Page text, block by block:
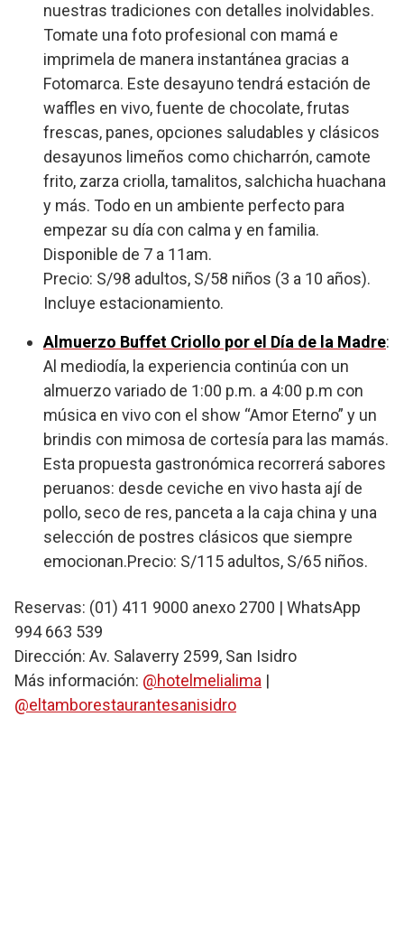
nuestras tradiciones con detalles inolvidables.
Tomate una foto profesional con mamá e
imprimela de manera instantánea gracias a
Fotomarca. Este desayuno tendrá estación de
waffles en vivo, fuente de chocolate, frutas
frescas, panes, opciones saludables y clásicos
desayunos limeños como chicharrón, camote
frito, zarza criolla, tamalitos, salchicha huachana
y más. Todo en un ambiente perfecto para
empezar su día con calma y en familia.
Disponible de 7 a 11am.
Precio: S/98 adultos, S/58 niños (3 a 10 años).
Incluye estacionamiento.
Almuerzo Buffet Criollo por el Día de la Madre:
Al mediodía, la experiencia continúa con un
almuerzo variado de 1:00 p.m. a 4:00 p.m con
música en vivo con el show “Amor Eterno” y un
brindis con mimosa de cortesía para las mamás.
Esta propuesta gastronómica recorrerá sabores
peruanos: desde ceviche en vivo hasta ají de
pollo, seco de res, panceta a la caja china y una
selección de postres clásicos que siempre
emocionan.Precio: S/115 adultos, S/65 niños.
Reservas: (01) 411 9000 anexo 2700 | WhatsApp
994 663 539
Dirección: Av. Salaverry 2599, San Isidro
Más información: @hotelmelialima |
@eltamborestaurantesanisidro